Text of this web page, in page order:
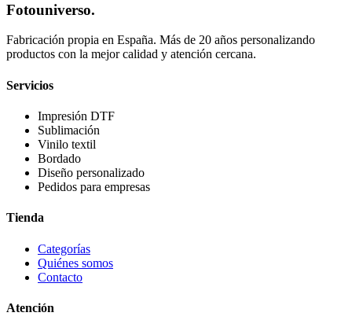
Fotouniverso.
Fabricación propia en España. Más de 20 años personalizando
productos con la mejor calidad y atención cercana.
Servicios
Impresión DTF
Sublimación
Vinilo textil
Bordado
Diseño personalizado
Pedidos para empresas
Tienda
Categorías
Quiénes somos
Contacto
Atención